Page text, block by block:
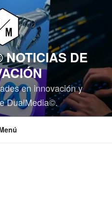
DE
en innovación y
DualMedia©.